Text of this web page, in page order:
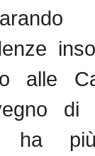
alle
di
ha